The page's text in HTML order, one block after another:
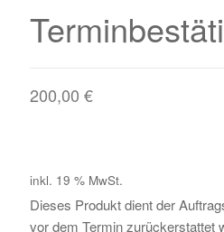
200,00 €
inkl. 19 % MwSt.
Dieses Produkt dient der
vor dem Termin zurückerstattet